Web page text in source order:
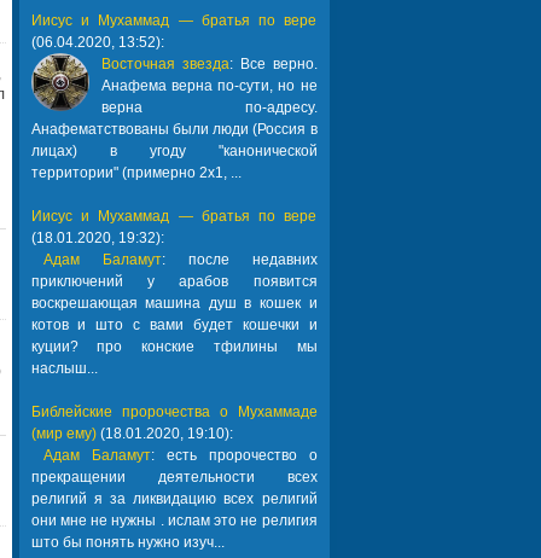
Иисус и Мухаммад — братья по вере
(06.04.2020, 13:52):
Восточная звезда: Все верно.
Анафема верна по-сути, но не
верна по-адресу.
Анафематствованы были люди (Россия в
лицах) в угоду "канонической
территории" (примерно 2х1, ...
Иисус и Мухаммад — братья по вере
(18.01.2020, 19:32):
Адам Баламут: после недавних
приключений у арабов появится
воскрешающая машина душ в кошек и
котов и што с вами будет кошечки и
куции? про конские тфилины мы
наслыш...
Библейские пророчества о Мухаммаде
(мир ему)(18.01.2020, 19:10):
Адам Баламут: есть пророчество о
прекращении деятельности всех
религий я за ликвидацию всех религий
они мне не нужны . ислам это не религия
што бы понять нужно изуч...